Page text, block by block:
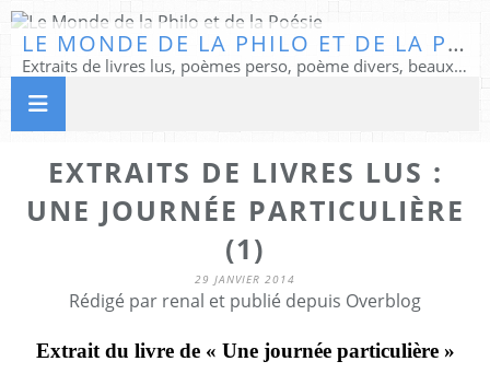
LE MONDE DE LA PHILO ET DE LA POÉSIE
Extraits de livres lus, poèmes perso, poème divers, beaux textes...
EXTRAITS DE LIVRES LUS :
UNE JOURNÉE PARTICULIÈRE
(1)
29 JANVIER 2014
Rédigé par renal et publié depuis Overblog
Extrait du livre de « Une journée particulière »